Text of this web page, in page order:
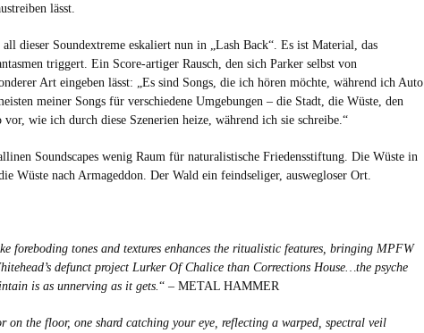
lässt.
dieser Soundextreme eskaliert nun in „Lash Back“. Es ist Material, das
triggert. Ein Score-artiger Rausch, den sich Parker selbst von
Art eingeben lässt: „Es sind Songs, die ich hören möchte, während ich Auto
meiner Songs für verschiedene Umgebungen – die Stadt, die Wüste, den
wie ich durch diese Szenerien heize, während ich sie schreibe.“
Soundscapes wenig Raum für naturalistische Friedensstiftung. Die Wüste in
Wüste nach Armageddon. Der Wald ein feindseliger, auswegloser Ort.
foreboding tones and textures enhances the ritualistic features, bringing MPFW
defunct project Lurker Of Chalice than Corrections House…the psyche
is as unnerving as it gets.“ – METAL HAMMER
on the floor, one shard catching your eye, reflecting a warped, spectral veil